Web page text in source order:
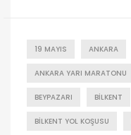
19 MAYIS ANKARA
ANKARA YARI MARATONU
BEYPAZARI BILKENT
BILKENT YOL KOŞUSU